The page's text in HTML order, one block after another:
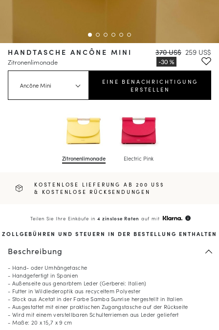
HANDTASCHE ANCÔNE MINI
Zitronenlimonade
370 US$ 259 US$
Ancône Mini
EINE BENACHRICHTIGUNG
ERSTELLEN
Zitronenlimonade Electric Pink
KOSTENLOSE LIEFERUNG AB 200 US$
& KOSTENLOSE RÜCKSENDUNGEN
Teilen Sie Ihre Einkäufe in 4 zinslose Raten auf mit info
ZOLLGEBÜHREN UND STEUERN IN DER BESTELLUNG ENTHALTEN
Beschreibung
- Hand- oder Umhängetasche
- Handgefertigt in Spanien
- Außenseite aus genarbtem Leder (Gerberei: Italien)
- Futter in Wildlederoptik aus recyceltem Polyester
- Stock aus Acetat in der Farbe Samba Sunrise hergestellt in Italien
- Ausgestattet mit einer praktischen Zugangstasche auf der Rückseite
- Wird mit einem verstellbaren Schulterriemen aus Leder geliefert
- Maße: 20 x 15,7 x 9 cm